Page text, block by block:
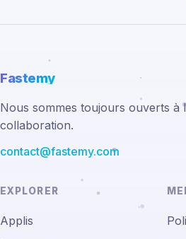
Fastemy
Nous sommes toujours ouverts à
collaboration.
contact@fastemy.com
EXPLORER
Applis